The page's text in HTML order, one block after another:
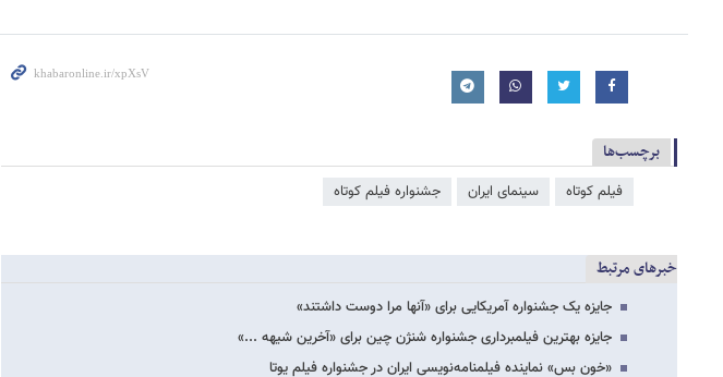
برچسب‌ها
فیلم کوتاه سینمای ایران جشنواره فیلم کوتاه
خبرهای مرتبط
جایزه یک جشنواره آمریکایی برای «آنها مرا دوست داشتند»
جایزه بهترین فیلمبرداری جشنواره شنژن چین برای «آخرین شیهه ...»
«خون بس» نماینده فیلمنامه‌نویسی ایران در جشنواره فیلم یوتا